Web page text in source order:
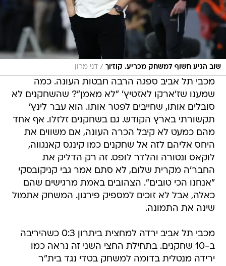
שוב הגיע חשוף למשחק מכריע. קוז'וך / דני מרון
מכבי תל אביב ספגה הרבה חבטות העונה. כמה
שמענו שז'ארקו לאזטיץ' "לא מאמן"? שהשחקנים לא
סובלים אותו, שחייבים לפטר אותו. הוא עבר לינץ'
תקשורתי בארץ הקודש. גם בשחקנים זלזלו. אף אחד
מהם כמעט לא קיבל הכרה העונה, אם משווים את
היחס אליהם לזה אל שחקנים כמו קינגס קאנגווה,
לוקאס ונטורה והלדר לופס. זה רק הדליק את
החבר'ה מקרית שלום, לא סתם אמר גבי קניקובסקי
"אנחנו הכי טובים". הצהובים באמת מרגישים שהם
כאלה, אבל לא זוכים למספיק פירגון. המשחק אתמול
שינה את התמונה.
מכבי תל אביב ירדה למחצית ביתרון 0:3 כשהיריבה
ב-10 שחקנים. בתחילת החצי השני זה נראה כמו
ירידה מנטלית בדומה למשחק בטדי נגד בית"ר